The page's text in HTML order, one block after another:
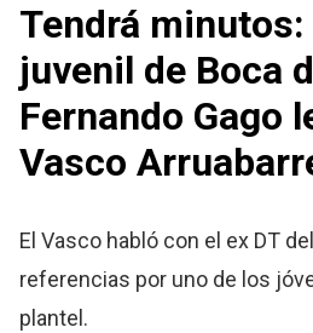
Tendrá
juvenil de Boca
Fernando Gago
Vasco
El Vasco habló con el ex DT
referencias por uno de los
plantel.